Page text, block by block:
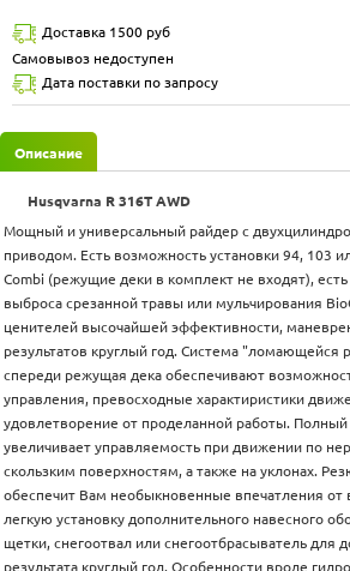
Доставка 1500 руб
Самовывоз недоступен
Дата поставки по запросу
Описание
Husqvarna R 316T AWD
Мощный и универсальный райдер с
приводом. Есть возможность установки 94, 103
Combi (режущие деки в комплект не входят),
выброса срезанной травы или мульчирования
ценителей высочайшей эффективности,
результатов круглый год. Система "ломающейся
спереди режущая дека обеспечивают
управления, превосходные характиристики
удовлетворение от проделанной работы. Полный
увеличивает управляемость при движении по
скользким поверхностям, а также на уклонах. Резюмируя, этот райдер
обеспечит Вам необыкновенные впечатления от
легкую установку дополнительного навесного
щетки, снегоотвал или снегоотбрасыватель для
результата круглый год. Особенности вроде